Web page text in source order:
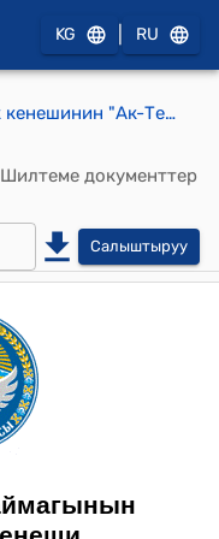
KG RU
Жаргылчак айылдык кенешинин "Ак-Терек үй бүлөлүк дарыгерлер борборунун имаратына А.Б.Кыйшыевдин ысымын ыйгаруу жөнүндө" токтому.
Шилтеме документтер
Салыштыруу